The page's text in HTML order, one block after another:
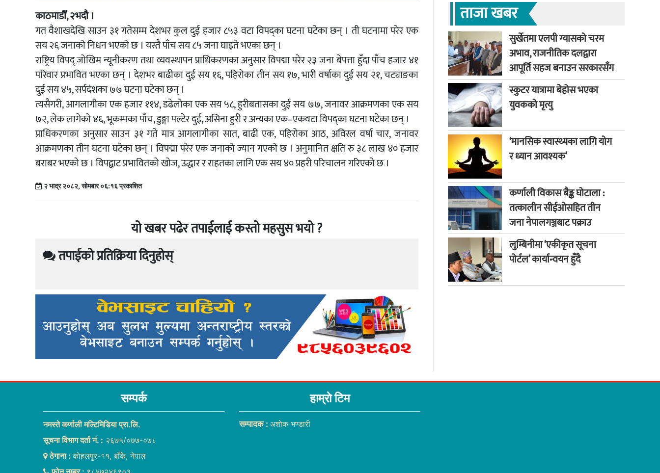
काठमाडौँ, २भदौ ।
गत वैशाखदेखि साउन ३१ गतेसम्म देशभर कुल दुई हजार ८५३ वटा विपद्का घटना घटेका छन् । ती घटनामा परेर एक
सय २६ जनाको निधन भएको छ । यस्तै पाँच सय ८५ जना घाइते भएका छन् ।
राष्ट्रिय विपद् जोखिम न्यूनीकरण तथा व्यवस्थापन प्राधिकरणका अनुसार विपद्मा परेर २३ जना बेपत्ता हुँदा पाँच हजार ४१
परिवार प्रभावित भएका छन् । देशभर बाढीका दुई सय १६, पहिरोका तीन सय १७, भारी वर्षाका दुई सय २१, चट्याङका
दुई सय ४५, सर्पदंशका ७७ घटना घटेका छन् ।
त्यसैगरी, आगलागीका एक हजार ११४, डढेलोका एक सय ५८, हुरीबतासका दुई सय ७७, जनावर आक्रमणका एक सय
७२, लेक लागेको ४६, भूकम्पका पाँच, डुङ्गा पल्टेर दुई, असिना हुरी र अन्यका एक–एकवटा विपद्का घटना घटेका छन् ।
प्राधिकरणका अनुसार साउन ३१ गते मात्र आगलागीका सात, बाढी एक, पहिरोका आठ, अविरल वर्षा चार, जनावर
आक्रमणका तीन घटना घटेका छन् । विपद्मा परेर एक जनाको ज्यान गएको छ । अनुमानित क्षति रु ३८ लाख ४० हजार
बराबर भएको छ । विपद्बाट प्रभावितको खोज, उद्धार र राहतका लागि एक सय ४० प्रहरी परिचालन गरिएको छ ।
२ भाद्र २०८२, सोमबार ०६:१६ प्रकाशित
यो खबर पढेर तपाईलाई कस्तो महसुस भयो ?
तपाईको प्रतिक्रिया दिनुहोस्
ताजा खबर
सुर्खेतमा एलपी ग्यासको चरम
अभाव, राजनीतिक दलद्वारा
आपूर्ति सहज बनाउन सरकारसँग
माग
स्कुटर यात्रामा बेहोस भएका
युवकको मृत्यु
‘मानसिक स्वास्थ्यका लागि योग
र ध्यान आवश्यक’
कर्णाली विकास बैङ्क घोटाला :
तत्कालीन सीईओसहित तीन
जना नेपालगञ्जबाट पक्राउ
लुम्बिनीमा ‘एकीकृत सूचना
पोर्टल’ कार्यान्वयन हुँदै
सम्पर्क
नमस्ते कर्णाली मल्टिमिडिया प्रा.लि.
सूचना विभाग दर्ता नं. : २६७५/०७७-०७८
ठेगाना :काेहलपुर-११, बाँके, नेपाल
हाम्राे टिम
सम्पादक :अशाेक भण्डारी